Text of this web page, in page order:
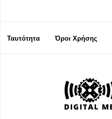
Ταυτότητα Όροι Χρήσης